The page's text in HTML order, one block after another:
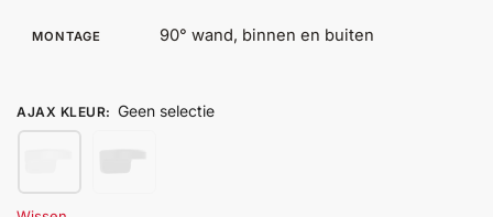
MONTAGE 90° wand, binnen en buiten
AJAX KLEUR: Geen selectie